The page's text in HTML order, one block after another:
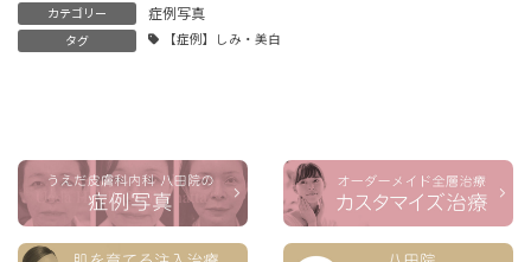
カテゴリー 症例写真
タグ 【症例】しみ・美白